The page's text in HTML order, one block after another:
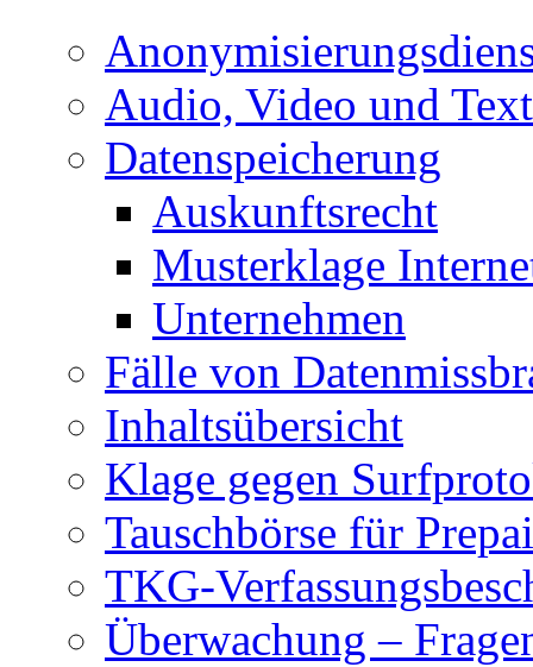
Audio, Video und Text
Datenspeicherung
Auskunftsrecht
Musterklage
Unternehmen
Fälle von
Inhaltsübersicht
Klage gegen
Tauschbörse für
TKG-
Überwachung –